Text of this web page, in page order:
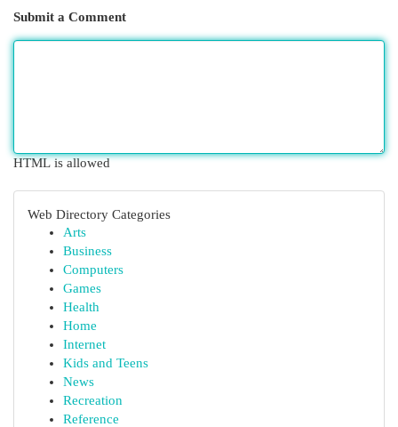
Submit a Comment
HTML is allowed
Web Directory Categories
Arts
Business
Computers
Games
Health
Home
Internet
Kids and Teens
News
Recreation
Reference